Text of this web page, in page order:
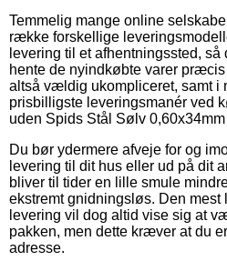
Temmelig mange online
række forskellige
levering til et afhentningssted,
hente de nyindkøbte varer
altså vældig ukompliceret, samt i
prisbilligste leveringsmanér ved
uden Spids Stål Sølv 0,60x34mm
Du bør ydermere afveje for og
levering til dit hus eller ud på dit
bliver til tider en lille smule
ekstremt gnidningsløs. Den mest
levering vil dog altid vise sig at
pakken, men dette kræver at du
adresse.